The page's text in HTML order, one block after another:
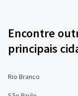
Encontre
principais
Rio Branco